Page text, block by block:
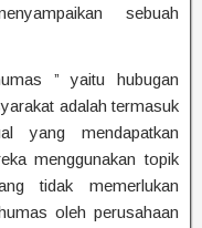
sebuah
” yaitu hubugan
adalah termasuk
yang mendapatkan
menggunakan topik
tidak memerlukan
oleh perusahaan